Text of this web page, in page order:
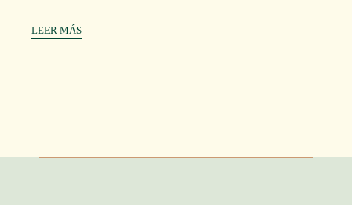
LEER MÁS